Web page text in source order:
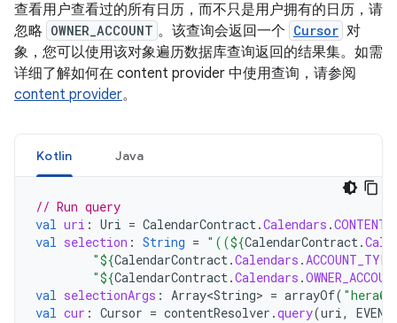
查看用户查看过的所有日历，而不只是用户拥有的日历，请
忽略 OWNER_ACCOUNT 。该查询会返回一个 Cursor 对
象，您可以使用该对象遍历数据库查询返回的结果集。如需
详细了解如何在 content provider 中使用查询，请参阅
content provider。
Kotlin Java
// Run query
val uri : Uri = CalendarContract.Calendars .
val selection : String = "((${CalendarContract.
"${CalendarContract.Calendars .ACCOUNT_TYPE
"${CalendarContract.Calendars .
val selectionArgs : Array<String> = arrayOf(
val cur : Cursor = contentResolver .query(uri,